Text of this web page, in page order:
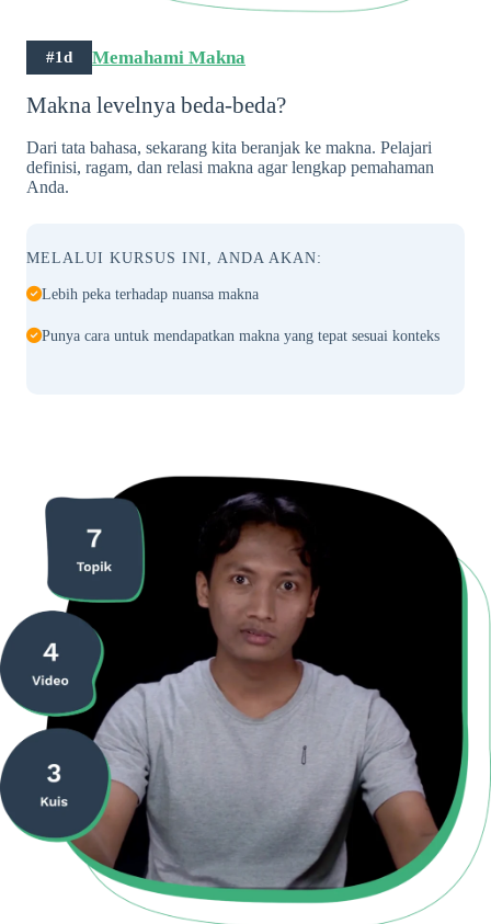
#1d Memahami Makna
Makna levelnya beda-beda?
Dari tata bahasa, sekarang kita beranjak ke makna. Pelajari
definisi, ragam, dan relasi makna agar lengkap pemahaman
Anda.
MELALUI KURSUS INI, ANDA AKAN:
Lebih peka terhadap nuansa makna
Punya cara untuk mendapatkan makna yang tepat sesuai konteks